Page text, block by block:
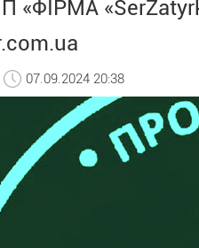
«ФІРМА
07.09.2024 20:38